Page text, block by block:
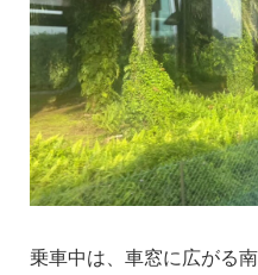
乗車中は、車窓に広がる